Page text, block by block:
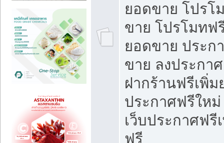
ยอดขาย โปรโ
ขาย โปรโมทฟ
ยอดขาย ประก
ขาย ลงประกา
ฝากร้านฟรีเพิ่ม
ประกาศฟรีให
เว็บประกาศฟรี
ฟรี